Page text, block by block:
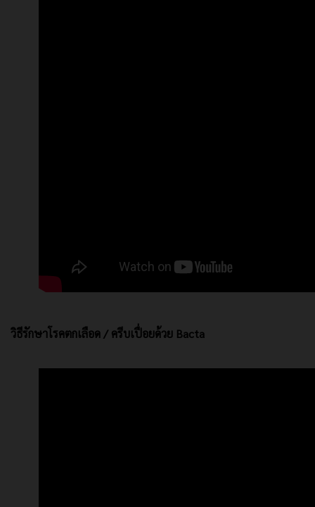
วิธีรักษาโรคตกเลือด / ครีบเปื่อยด้วย Bacta